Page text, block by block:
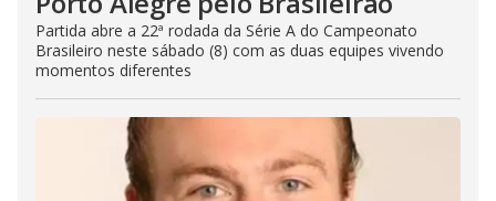
Partida abre a 22ª rodada da Série A do Campeonato
Brasileiro neste sábado (8) com as duas equipes vivendo
momentos diferentes